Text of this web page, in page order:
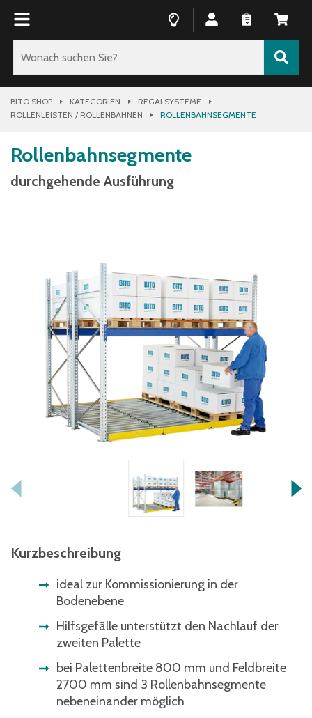
BITO SHOP KATEGORIEN
REGALSYSTEME
ROLLENLEISTEN / ROLLENBAHNEN
ROLLENBAHNSEGMENTE
Rollenbahnsegmente
durchgehende Ausführung
Kurzbeschreibung
ideal zur Kommissionierung in der
Bodenebene
Hilfsgefälle unterstützt den Nachlauf der
zweiten Palette
bei Palettenbreite 800 mm und Feldbreite
2700 mm sind 3 Rollenbahnsegmente
nebeneinander möglich